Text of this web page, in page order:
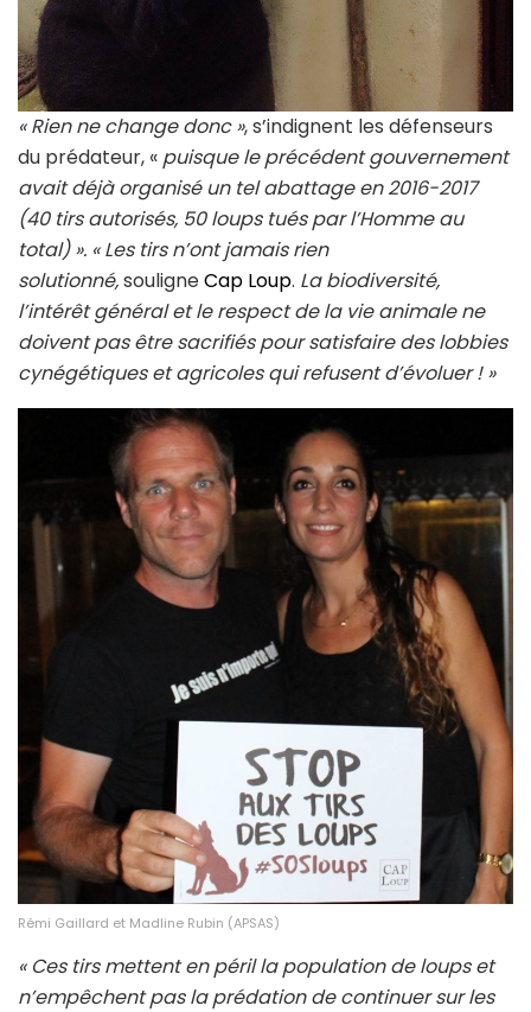
« Rien ne change donc », s’indignent les défenseurs
du prédateur, « puisque le précédent gouvernement
avait déjà organisé un tel abattage en 2016-2017
(40 tirs autorisés, 50 loups tués par l’Homme au
total) ». « Les tirs n’ont jamais rien
solutionné,souligneCap Loup. La biodiversité,
l’intérêt général et le respect de la vie animale ne
doivent pas être sacrifiés pour satisfaire des lobbies
cynégétiques et agricoles qui refusent d’évoluer ! »
Rémi Gaillard et Madline Rubin (APSAS)
« Ces tirs mettent en péril la population de loups et
n’empêchent pas la prédation de continuer sur les